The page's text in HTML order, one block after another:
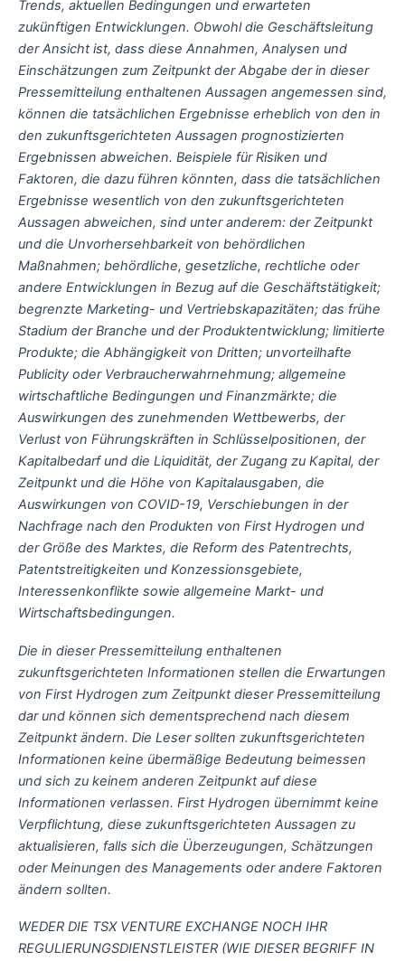
Trends, aktuellen Bedingungen und erwarteten
zukünftigen Entwicklungen. Obwohl die Geschäftsleitung
der Ansicht ist, dass diese Annahmen, Analysen und
Einschätzungen zum Zeitpunkt der Abgabe der in dieser
Pressemitteilung enthaltenen Aussagen angemessen sind,
können die tatsächlichen Ergebnisse erheblich von den in
den zukunftsgerichteten Aussagen prognostizierten
Ergebnissen abweichen. Beispiele für Risiken und
Faktoren, die dazu führen könnten, dass die tatsächlichen
Ergebnisse wesentlich von den zukunftsgerichteten
Aussagen abweichen, sind unter anderem: der Zeitpunkt
und die Unvorhersehbarkeit von behördlichen
Maßnahmen; behördliche, gesetzliche, rechtliche oder
andere Entwicklungen in Bezug auf die Geschäftstätigkeit;
begrenzte Marketing- und Vertriebskapazitäten; das frühe
Stadium der Branche und der Produktentwicklung; limitierte
Produkte; die Abhängigkeit von Dritten; unvorteilhafte
Publicity oder Verbraucherwahrnehmung; allgemeine
wirtschaftliche Bedingungen und Finanzmärkte; die
Auswirkungen des zunehmenden Wettbewerbs, der
Verlust von Führungskräften in Schlüsselpositionen, der
Kapitalbedarf und die Liquidität, der Zugang zu Kapital, der
Zeitpunkt und die Höhe von Kapitalausgaben, die
Auswirkungen von COVID-19, Verschiebungen in der
Nachfrage nach den Produkten von First Hydrogen und
der Größe des Marktes, die Reform des Patentrechts,
Patentstreitigkeiten und Konzessionsgebiete,
Interessenkonflikte sowie allgemeine Markt- und
Wirtschaftsbedingungen.
Die in dieser Pressemitteilung enthaltenen
zukunftsgerichteten Informationen stellen die Erwartungen
von First Hydrogen zum Zeitpunkt dieser Pressemitteilung
dar und können sich dementsprechend nach diesem
Zeitpunkt ändern. Die Leser sollten zukunftsgerichteten
Informationen keine übermäßige Bedeutung beimessen
und sich zu keinem anderen Zeitpunkt auf diese
Informationen verlassen. First Hydrogen übernimmt keine
Verpflichtung, diese zukunftsgerichteten Aussagen zu
aktualisieren, falls sich die Überzeugungen, Schätzungen
oder Meinungen des Managements oder andere Faktoren
ändern sollten.
WEDER DIE TSX VENTURE EXCHANGE NOCH IHR
REGULIERUNGSDIENSTLEISTER (WIE DIESER BEGRIFF IN